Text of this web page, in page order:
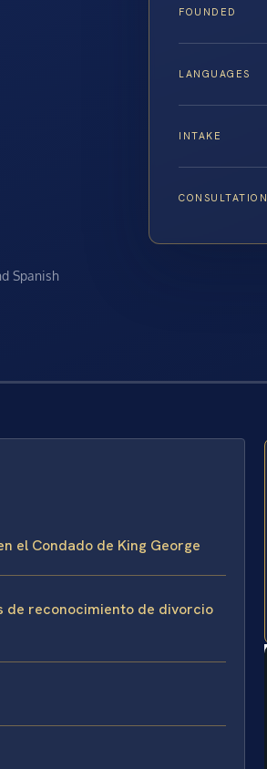
Spanish
FOUNDED
LANGUAGES
INTAKE
CONSULTATION
el Condado de King George
de reconocimiento de divorcio